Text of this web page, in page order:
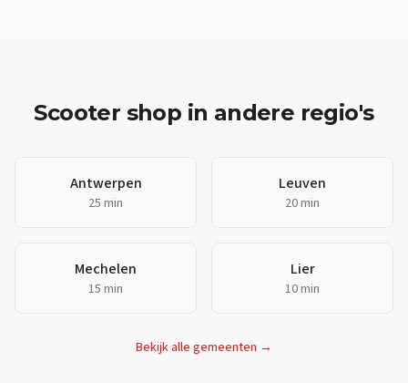
Scooter shop in andere regio's
Antwerpen
25 min
Leuven
20 min
Mechelen
15 min
Lier
10 min
Bekijk alle gemeenten →